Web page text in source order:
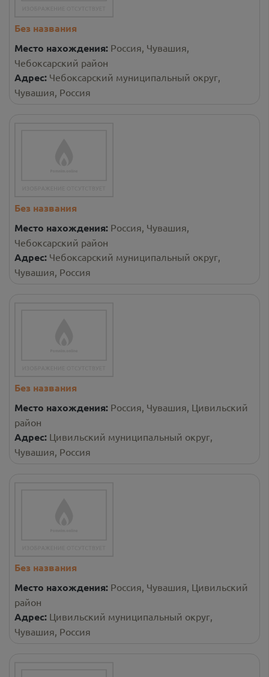
Без названия
Место нахождения: Россия, Чувашия,
Чебоксарский район
Адрес: Чебоксарский муниципальный округ,
Чувашия, Россия
Без названия
Место нахождения: Россия, Чувашия,
Чебоксарский район
Адрес: Чебоксарский муниципальный округ,
Чувашия, Россия
Без названия
Место нахождения: Россия, Чувашия, Цивильский
район
Адрес: Цивильский муниципальный округ,
Чувашия, Россия
Без названия
Место нахождения: Россия, Чувашия, Цивильский
район
Адрес: Цивильский муниципальный округ,
Чувашия, Россия